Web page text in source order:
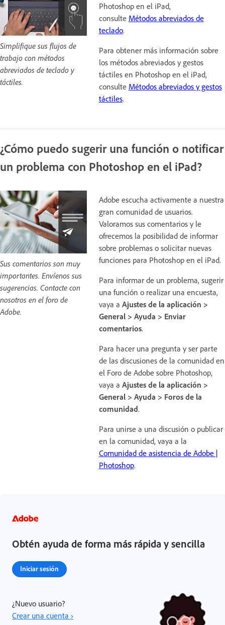
Simplifique sus flujos de
trabajo con métodos
abreviados de teclado y
táctiles.
Photoshop en el iPad,
consulte Métodos abreviados de
teclado.
Para obtener más información sobre
los métodos abreviados y gestos
táctiles en Photoshop en el iPad,
consulte Métodos abreviados y gestos
táctiles.
¿Cómo puedo sugerir una función o notificar
un problema con Photoshop en el iPad?
Sus comentarios son muy
importantes. Envíenos sus
sugerencias. Contacte con
nosotros en el foro de
Adobe.
Adobe escucha activamente a nuestra
gran comunidad de usuarios.
Valoramos sus comentarios y le
ofrecemos la posibilidad de informar
sobre problemas o solicitar nuevas
funciones para Photoshop en el iPad.
Para informar de un problema, sugerir
una función o realizar una encuesta,
vaya a Ajustes de la aplicación >
General > Ayuda > Enviar
comentarios.
Para hacer una pregunta y ser parte
de las discusiones de la comunidad en
el Foro de Adobe sobre Photoshop,
vaya a Ajustes de la aplicación >
General > Ayuda > Foros de la
comunidad.
Para unirse a una discusión o publicar
en la comunidad, vaya a la
Comunidad de asistencia de Adobe |
Photoshop.
Obtén ayuda de forma más rápida y sencilla
Iniciar sesión
¿Nuevo usuario?
Crear una cuenta ›